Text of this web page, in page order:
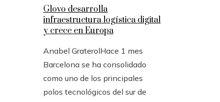
Glovo desarrolla
infraestructura logística digital
y crece en Europa
Anabel GraterolHace 1 mes
Barcelona se ha consolidado
como uno de los principales
polos tecnológicos del sur de